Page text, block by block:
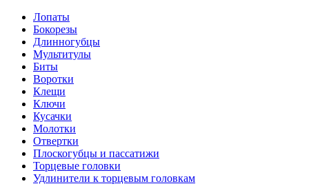
Лопаты
Бокорезы
Длинногубцы
Мультитулы
Биты
Воротки
Клещи
Ключи
Кусачки
Молотки
Отвертки
Плоскогубцы и пассатижи
Торцевые головки
Удлинители к торцевым головкам